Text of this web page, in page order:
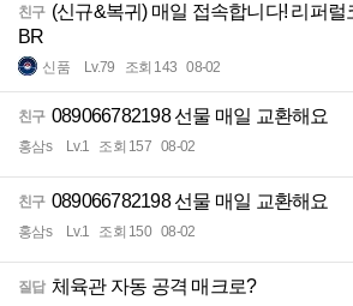
친구 (신규&복귀) 매일 접속합니다! 리퍼럴
BR
신품 Lv.79 조회 143 08-02
친구 089066782198 선물 매일 교환해요
홍삼s Lv.1 조회 157 08-02
친구 089066782198 선물 매일 교환해요
홍삼s Lv.1 조회 150 08-02
질답 체육관 자동 공격 매크로?